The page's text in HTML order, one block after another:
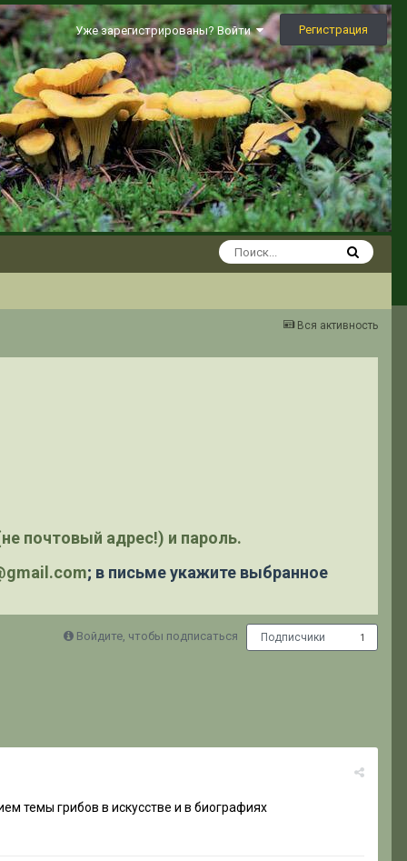
Уже зарегистрированы? Войти Регистрация
Вся активность
почтовый адрес!) и пароль.
; в письме укажите выбранное
Войдите, чтобы подписаться Подписчики 1
темы грибов в искусстве и в биографиях